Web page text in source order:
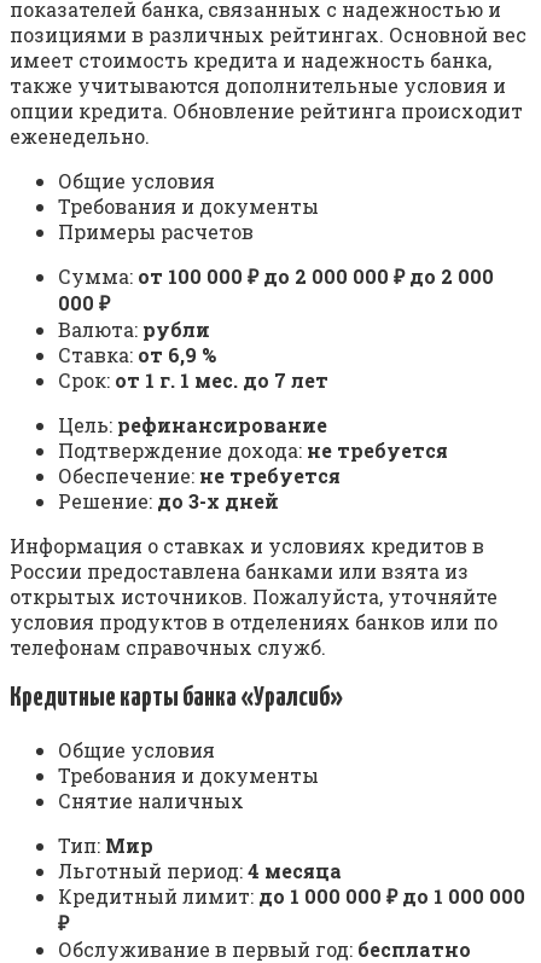
показателей банка, связанных с надежностью и
позициями в различных рейтингах. Основной вес
имеет стоимость кредита и надежность банка,
также учитываются дополнительные условия и
опции кредита. Обновление рейтинга происходит
еженедельно.
Общие условия
Требования и документы
Примеры расчетов
Сумма: от 100 000 ₽ до 2 000 000 ₽ до 2 000
000 ₽
Валюта: рубли
Ставка: от 6,9 %
Срок: от 1 г. 1 мес. до 7 лет
Цель: рефинансирование
Подтверждение дохода: не требуется
Обеспечение: не требуется
Решение: до 3-х дней
Информация о ставках и условиях кредитов в
России предоставлена банками или взята из
открытых источников. Пожалуйста, уточняйте
условия продуктов в отделениях банков или по
телефонам справочных служб.
Кредитные карты банка «Уралсиб»
Общие условия
Требования и документы
Снятие наличных
Тип: Мир
Льготный период:4 месяца
Кредитный лимит: до 1 000 000 ₽ до 1 000 000
₽
Обслуживание в первый год: бесплатно